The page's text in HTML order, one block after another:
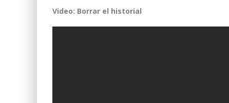
Video: Borrar el historial